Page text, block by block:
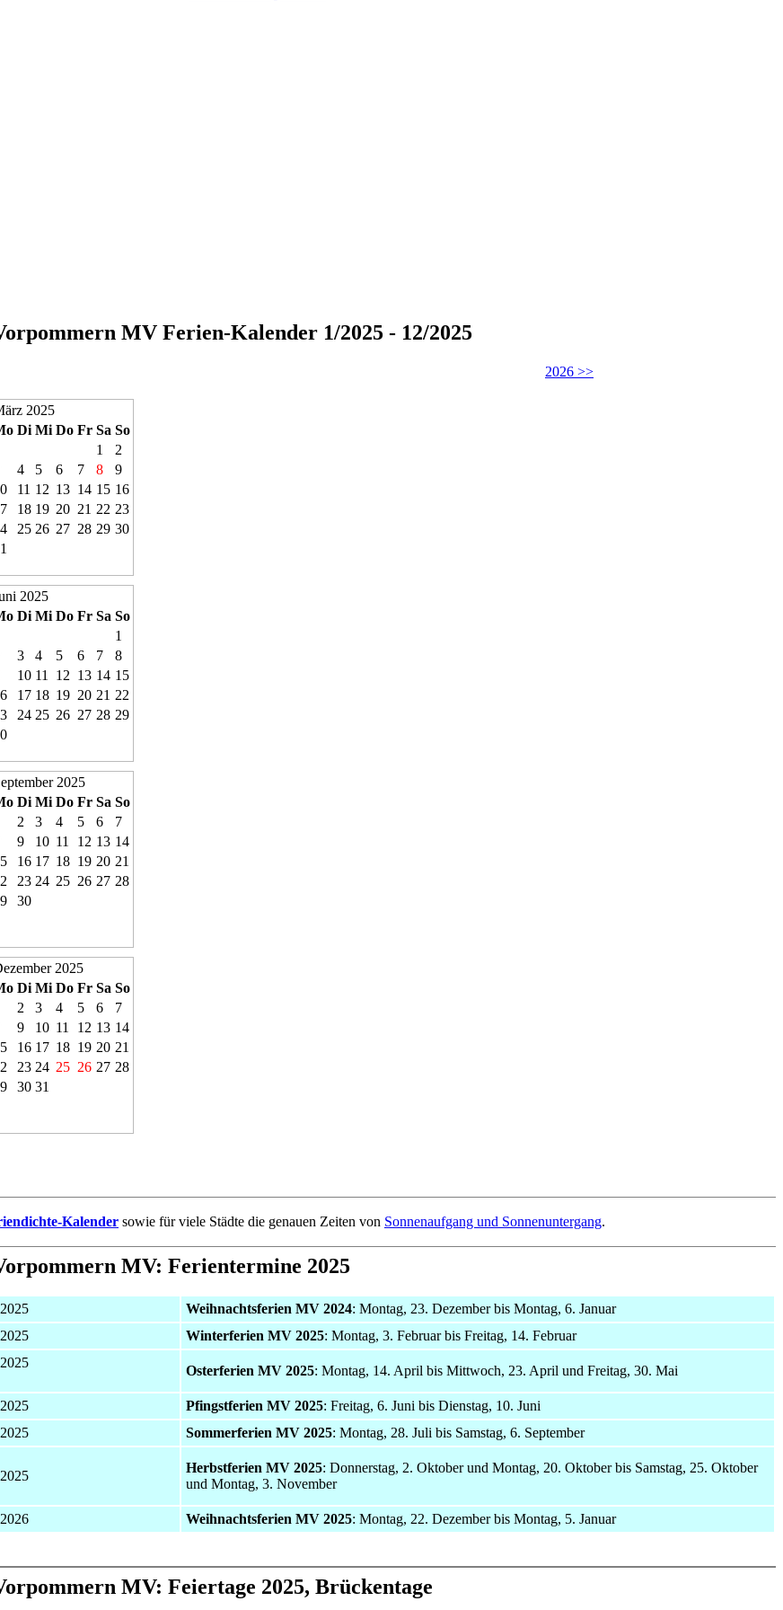
MV Ferien-Kalender 1/2025 - 12/2025
2026 >>
2025
Di Mi Do Fr Sa So
1
2
4 5 6 7 8
9
11 12 13 14 15 16
18 19 20 21 22 23
25 26 27 28 29 30
2025
Di Mi Do Fr Sa So
1
3 4 5 6 7
8
10 11 12 13 14 15
17 18 19 20 21 22
24 25 26 27 28 29
2025
Di Mi Do Fr Sa So
2 3 4 5 6
7
9 10 11 12 13 14
16 17 18 19 20 21
23 24 25 26 27 28
30
2025
Di Mi Do Fr Sa So
2 3 4 5 6
7
9 10 11 12 13 14
16 17 18 19 20 21
23 24 25 26 27 28
30 31
Kalender sowie für viele Städte die genauen Zeiten von Sonnenaufgang und Sonnenuntergang.
MV: Ferientermine 2025
Weihnachtsferien MV 2024: Montag, 23. Dezember bis Montag, 6. Januar
Winterferien MV 2025: Montag, 3. Februar bis Freitag, 14. Februar
Osterferien MV 2025: Montag, 14. April bis Mittwoch, 23. April und Freitag, 30. Mai
Pfingstferien MV 2025: Freitag, 6. Juni bis Dienstag, 10. Juni
Sommerferien MV 2025: Montag, 28. Juli bis Samstag, 6. September
Herbstferien MV 2025: Donnerstag, 2. Oktober und Montag, 20. Oktober bis Samstag, 25. Oktober
und Montag, 3. November
Weihnachtsferien MV 2025: Montag, 22. Dezember bis Montag, 5. Januar
MV: Feiertage 2025, Brückentage